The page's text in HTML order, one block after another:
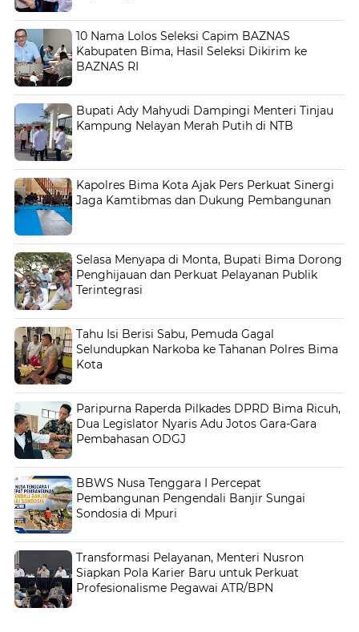
10 Nama Lolos Seleksi Capim BAZNAS
Kabupaten Bima, Hasil Seleksi Dikirim ke
BAZNAS RI
Bupati Ady Mahyudi Dampingi Menteri Tinjau
Kampung Nelayan Merah Putih di NTB
Kapolres Bima Kota Ajak Pers Perkuat Sinergi
Jaga Kamtibmas dan Dukung Pembangunan
Selasa Menyapa di Monta, Bupati Bima Dorong
Penghijauan dan Perkuat Pelayanan Publik
Terintegrasi
Tahu Isi Berisi Sabu, Pemuda Gagal
Selundupkan Narkoba ke Tahanan Polres Bima
Kota
Paripurna Raperda Pilkades DPRD Bima Ricuh,
Dua Legislator Nyaris Adu Jotos Gara-Gara
Pembahasan ODGJ
BBWS Nusa Tenggara I Percepat
Pembangunan Pengendali Banjir Sungai
Sondosia di Mpuri
Transformasi Pelayanan, Menteri Nusron
Siapkan Pola Karier Baru untuk Perkuat
Profesionalisme Pegawai ATR/BPN